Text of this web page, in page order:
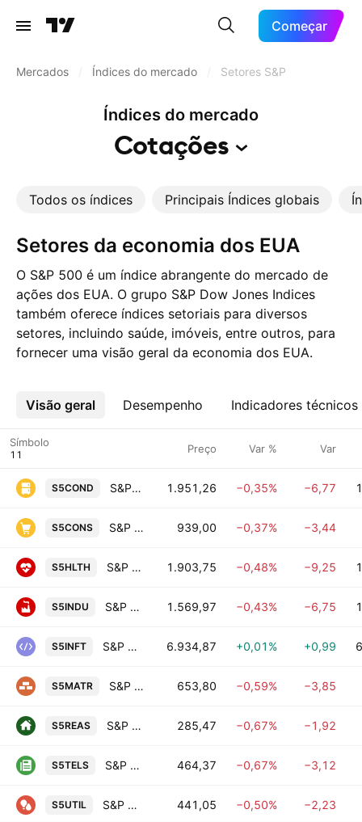
Começar
Mercados Índices do mercado Setores S&P
Índices do mercado
Cotações
Todos os índices Principais Índices globais
Setores da economia dos EUA
O S&P 500 é um índice abrangente do mercado de
ações dos EUA. O grupo S&P Dow Jones Indices
também oferece índices setoriais para diversos
setores, incluindo saúde, imóveis, entre outros, para
fornecer uma visão geral da economia dos EUA.
Visão geral Desempenho Indicadores técnicos
Mais
Símbolo Preço Var % Var
S5COND S&P 500 Consumer Discretionary 1.951,26 −0,35% −6,77
S5CONS S&P 500 Consumer Staples 939,00 −0,37% −3,44
S5HLTH S&P 500 Health Care 1.903,75 −0,48% −9,25
S5INDU S&P 500 Industrials 1.569,97 −0,43% −6,75
S5INFT S&P 500 Information Technology 6.934,87 +0,01% +0,99
S5MATR S&P 500 Materials 653,80 −0,59% −3,85
S5REAS S&P 500 Real Estate 285,47 −0,67% −1,92
S5TELS S&P 500 Communication Services 464,37 −0,67% −3,12
S5UTIL S&P 500 Utilities 441,05 −0,50% −2,23